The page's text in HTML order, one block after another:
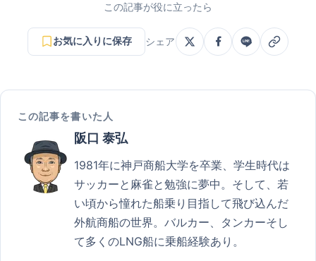
この記事が役に立ったら
お気に入りに保存 シェア
この記事を書いた人
阪口 泰弘
1981年に神戸商船大学を卒業、学生時代は
サッカーと麻雀と勉強に夢中。そして、若
い頃から憧れた船乗り目指して飛び込んだ
外航商船の世界。バルカー、タンカーそし
て多くのLNG船に乗船経験あり。